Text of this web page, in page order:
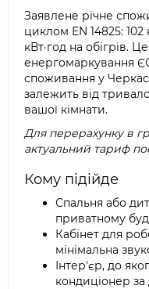
Заявлене річне
циклом EN 14825:
кВт·год на обігрів.
енергомаркування
споживання у
залежить від
вашої кімнати.
Для перерахунку в
актуальний тариф
Кому підійде
Спальня або
приватному
Кабінет для
мінімальна
Інтер'єр, до
кондиціонер